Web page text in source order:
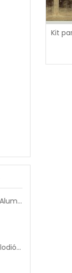
10 Placas de Aluminio 8×10″ (20x25cm)
240ml de colodión (Old Workhorse)